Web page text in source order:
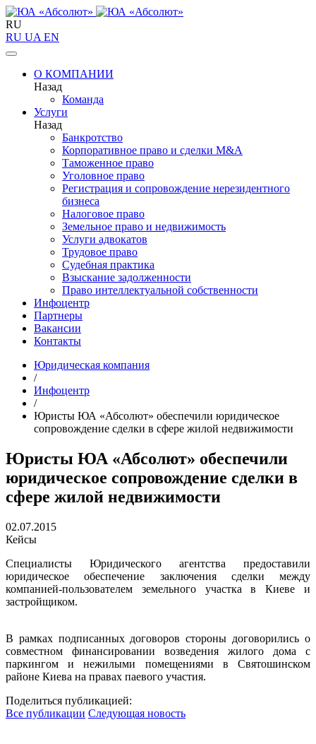
RU
RU UA EN
О КОМПАНИИ
Назад
Команда
Услуги
Назад
Банкротство
Корпоративное право и сделки M&A
Таможенное право
Уголовное право
Регистрация и сопровождение нерезидентного
бизнеса
Налоговое право
Земельное право и недвижимость
Услуги адвокатов
Трудовое право
Судебная практика
Взыскание задолженности
Право интеллектуальной собственности
Инфоцентр
Партнеры
Вакансии
Контакты
Юридическая компания
/
Инфоцентр
/
Юристы ЮА «Абсолют» обеспечили юридическое
сопровождение сделки в сфере жилой недвижимости
Юристы ЮА «Абсолют» обеспечили
юридическое сопровождение сделки в
сфере жилой недвижимости
02.07.2015
Кейсы
Специалисты Юридического агентства предоставили
юридическое обеспечение заключения сделки между
компанией-пользователем земельного участка в Киеве и
застройщиком.
В рамках подписанных договоров стороны договорились о
совместном финансировании возведения жилого дома с
паркингом и нежилыми помещениями в Святошинском
районе Киева на правах паевого участия.
Поделиться публикацией:
Все публикации Следующая новость